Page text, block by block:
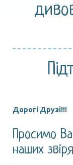
Дорогі Друзі!!!
Просимо
наших